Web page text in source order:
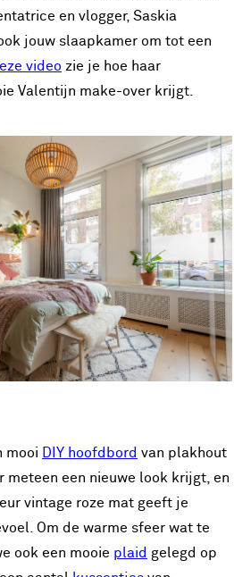
en vlogger, Saskia
jouw slaapkamer om tot een
video zie je hoe haar
Valentijn make-over krijgt.
mooi DIY hoofdbord van plakhout
meteen een nieuwe look krijgt, en
vintage roze mat geeft je
Om de warme sfeer wat te
ook een mooie plaid gelegd op